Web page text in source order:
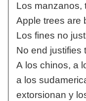
Los manzanos,
Apple trees are
Los fines no
No end justifies
A los chinos, a
a los
extorsionan y